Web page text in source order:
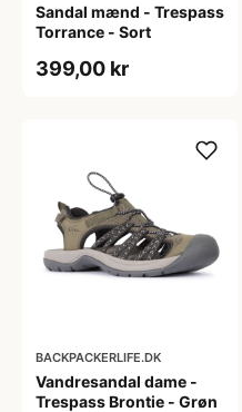
Sandal mænd - Trespass
Torrance - Sort
399,00 kr
BACKPACKERLIFE.DK
Vandresandal dame -
Trespass Brontie - Grøn